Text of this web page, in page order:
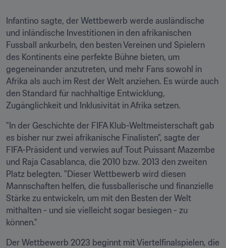
Infantino sagte, der Wettbewerb werde ausländische
und inländische Investitionen in den afrikanischen
Fussball ankurbeln, den besten Vereinen und Spielern
des Kontinents eine perfekte Bühne bieten, um
gegeneinander anzutreten, und mehr Fans sowohl in
Afrika als auch im Rest der Welt anziehen. Es würde auch
den Standard für nachhaltige Entwicklung,
Zugänglichkeit und Inklusivität in Afrika setzen.
"In der Geschichte der FIFA Klub-Weltmeisterschaft gab
es bisher nur zwei afrikanische Finalisten", sagte der
FIFA-Präsident und verwies auf Tout Puissant Mazembe
und Raja Casablanca, die 2010 bzw. 2013 den zweiten
Platz belegten. "Dieser Wettbewerb wird diesen
Mannschaften helfen, die fussballerische und finanzielle
Stärke zu entwickeln, um mit den Besten der Welt
mithalten - und sie vielleicht sogar besiegen - zu
können."
Der Wettbewerb 2023 beginnt mit Viertelfinalspielen, die